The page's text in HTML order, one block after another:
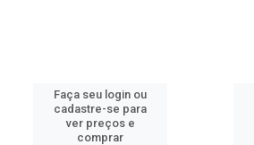
Faça seu login ou
cadastre-se para
ver preços e
comprar